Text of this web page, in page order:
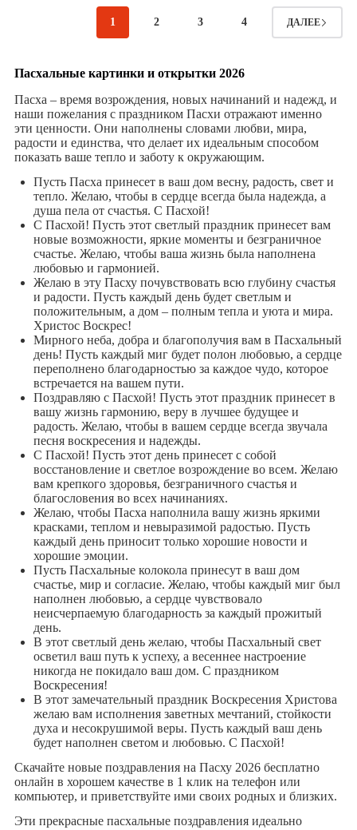
1 2 3 4 ДАЛЕЕ
Пасхальные картинки и открытки 2026
Пасха – время возрождения, новых начинаний и надежд, и
наши пожелания с праздником Пасхи отражают именно
эти ценности. Они наполнены словами любви, мира,
радости и единства, что делает их идеальным способом
показать ваше тепло и заботу к окружающим.
Пусть Пасха принесет в ваш дом весну, радость, свет и
тепло. Желаю, чтобы в сердце всегда была надежда, а
душа пела от счастья. С Пасхой!
С Пасхой! Пусть этот светлый праздник принесет вам
новые возможности, яркие моменты и безграничное
счастье. Желаю, чтобы ваша жизнь была наполнена
любовью и гармонией.
Желаю в эту Пасху почувствовать всю глубину счастья
и радости. Пусть каждый день будет светлым и
положительным, а дом – полным тепла и уюта и мира.
Христос Воскрес!
Мирного неба, добра и благополучия вам в Пасхальный
день! Пусть каждый миг будет полон любовью, а сердце
переполнено благодарностью за каждое чудо, которое
встречается на вашем пути.
Поздравляю с Пасхой! Пусть этот праздник принесет в
вашу жизнь гармонию, веру в лучшее будущее и
радость. Желаю, чтобы в вашем сердце всегда звучала
песня воскресения и надежды.
С Пасхой! Пусть этот день принесет с собой
восстановление и светлое возрождение во всем. Желаю
вам крепкого здоровья, безграничного счастья и
благословения во всех начинаниях.
Желаю, чтобы Пасха наполнила вашу жизнь яркими
красками, теплом и невыразимой радостью. Пусть
каждый день приносит только хорошие новости и
хорошие эмоции.
Пусть Пасхальные колокола принесут в ваш дом
счастье, мир и согласие. Желаю, чтобы каждый миг был
наполнен любовью, а сердце чувствовало
неисчерпаемую благодарность за каждый прожитый
день.
В этот светлый день желаю, чтобы Пасхальный свет
осветил ваш путь к успеху, а весеннее настроение
никогда не покидало ваш дом. С праздником
Воскресения!
В этот замечательный праздник Воскресения Христова
желаю вам исполнения заветных мечтаний, стойкости
духа и несокрушимой веры. Пусть каждый ваш день
будет наполнен светом и любовью. С Пасхой!
Скачайте новые поздравления на Пасху 2026 бесплатно
онлайн в хорошем качестве в 1 клик на телефон или
компьютер, и приветствуйте ими своих родных и близких.
Эти прекрасные пасхальные поздравления идеально